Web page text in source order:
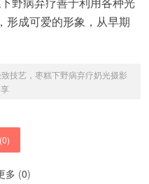
形成可爱的形象，从早期
致技艺，枣糕下野病弃疗奶光摄影
0)
多 (0)